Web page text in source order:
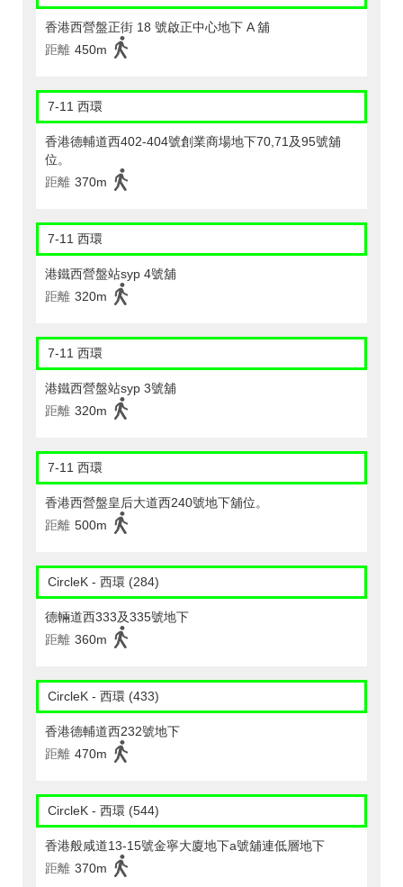
香港西營盤正街 18 號啟正中心地下 A 舖
距離 450m
7-11 西環
香港德輔道西402-404號創業商場地下70,71及95號舖
位。
距離 370m
7-11 西環
港鐵西營盤站syp 4號舖
距離 320m
7-11 西環
港鐵西營盤站syp 3號舖
距離 320m
7-11 西環
香港西營盤皇后大道西240號地下舖位。
距離 500m
CircleK - 西環 (284)
德輛道西333及335號地下
距離 360m
CircleK - 西環 (433)
香港德輔道西232號地下
距離 470m
CircleK - 西環 (544)
香港般咸道13-15號金寧大廈地下a號舖連低層地下
距離 370m